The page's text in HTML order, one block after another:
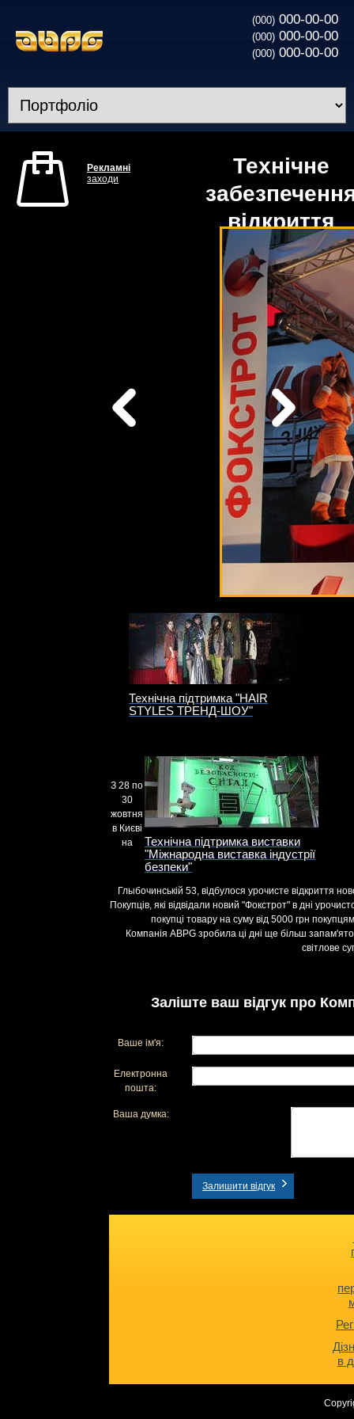
(000) 000-00-00
(000) 000-00-00
(000) 000-00-00
Рекламні
заходи
Технічне
відкриття
магазину
«Фокстрот»
Технічна підтримка "HAIR
STYLES ТРЕНД-ШОУ"
Технічна підтримка виставки
"Міжнародна виставка індустрії
безпеки"
З 28 по
30
жовтня
в Києві
на
Глыбочинській 53, відбулося урочисте відкриття
Покупців, які відвідали новий "Фокстрот" в дні
покупці товару на суму від 5000 грн
Компанія ABPG зробила ці дні ще більш
світлове
Заліште ваш відгук про
Ваше ім'я:
Електронна
пошта:
Ваша думка:
Залишити відгук
в